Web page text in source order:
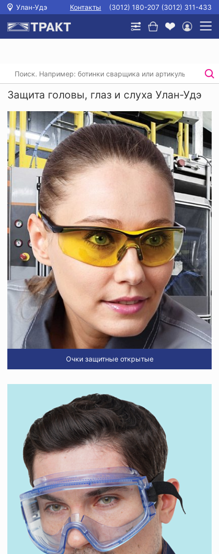
Улан-Удэ Контакты (3012) 180-207 (3012) 311-433
Главная / /
Защита головы, глаз и слуха Улан-Удэ
Очки защитные открытые